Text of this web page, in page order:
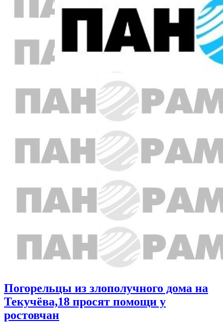
Погорельцы из злополучного дома на
Текучёва,18 просят помощи у
ростовчан